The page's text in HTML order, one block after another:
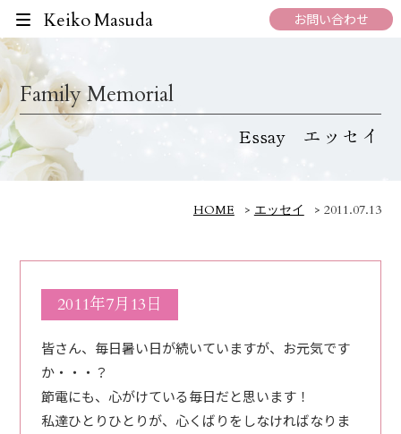
Keiko Masuda お問い合わせ
Family Memorial
Essay エッセイ
HOME > エッセイ > 2011.07.13
2011年7月13日
皆さん、毎日暑い日が続いていますが、お元気です
か・・・？
節電にも、心がけている毎日だと思います！
私達ひとりひとりが、心くばりをしなければなりま